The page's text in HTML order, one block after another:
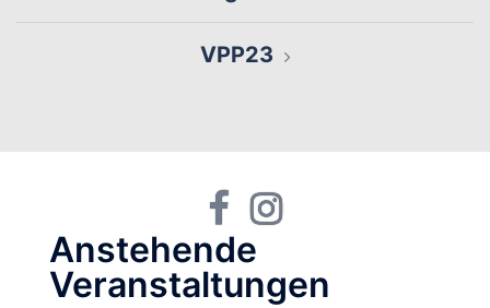
VPP23
FacebookInstagram
Anstehende
Veranstaltungen